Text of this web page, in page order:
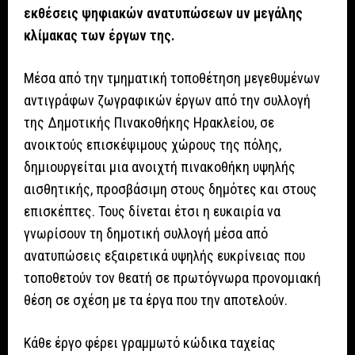
εκθέσεις ψηφιακών ανατυπώσεων uv μεγάλης
κλίμακας των έργων της.
Μέσα από την τμηματική τοποθέτηση μεγεθυμένων
αντιγράφων ζωγραφικών έργων από την συλλογή
της Δημοτικής Πινακοθήκης Ηρακλείου, σε
ανοικτούς επισκέψιμους χώρους της πόλης,
δημιουργείται μια ανοιχτή πινακοθήκη υψηλής
αισθητικής, προσβάσιμη στους δημότες και στους
επισκέπτες. Τους δίνεται έτσι η ευκαιρία να
γνωρίσουν τη δημοτική συλλογή μέσα από
ανατυπώσεις εξαιρετικά υψηλής ευκρίνειας που
τοποθετούν τον θεατή σε πρωτόγνωρα προνομιακή
θέση σε σχέση με τα έργα που την αποτελούν.
Κάθε έργο φέρει γραμμωτό κώδικα ταχείας